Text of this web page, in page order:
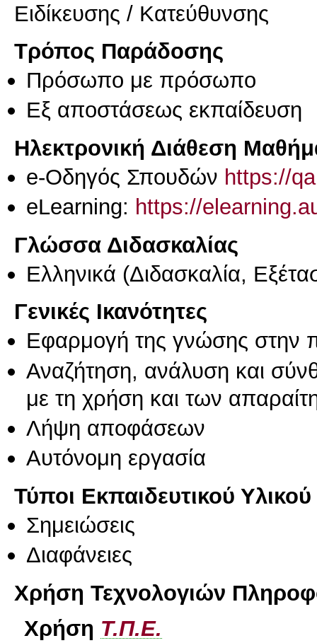
Eιδίκευσης / Kατεύθυνσης
Τρόπος Παράδοσης
Πρόσωπο με πρόσωπο
Eξ απoστάσεως εκπαίδευση
Ηλεκτρονική Διάθεση
e-Οδηγός Σπουδών https://
eLearning: https://
Γλώσσα Διδασκαλίας
Ελληνικά (Διδασκαλία,
Γενικές Ικανότητες
Εφαρμογή της γνώσης στην
Αναζήτηση, ανάλυση και
με τη χρήση και των
Λήψη αποφάσεων
Αυτόνομη εργασία
Τύποι Εκπαιδευτικού Υλικού
Σημειώσεις
Διαφάνειες
Χρήση Τεχνολογιών
Χρήση Τ.Π.Ε.